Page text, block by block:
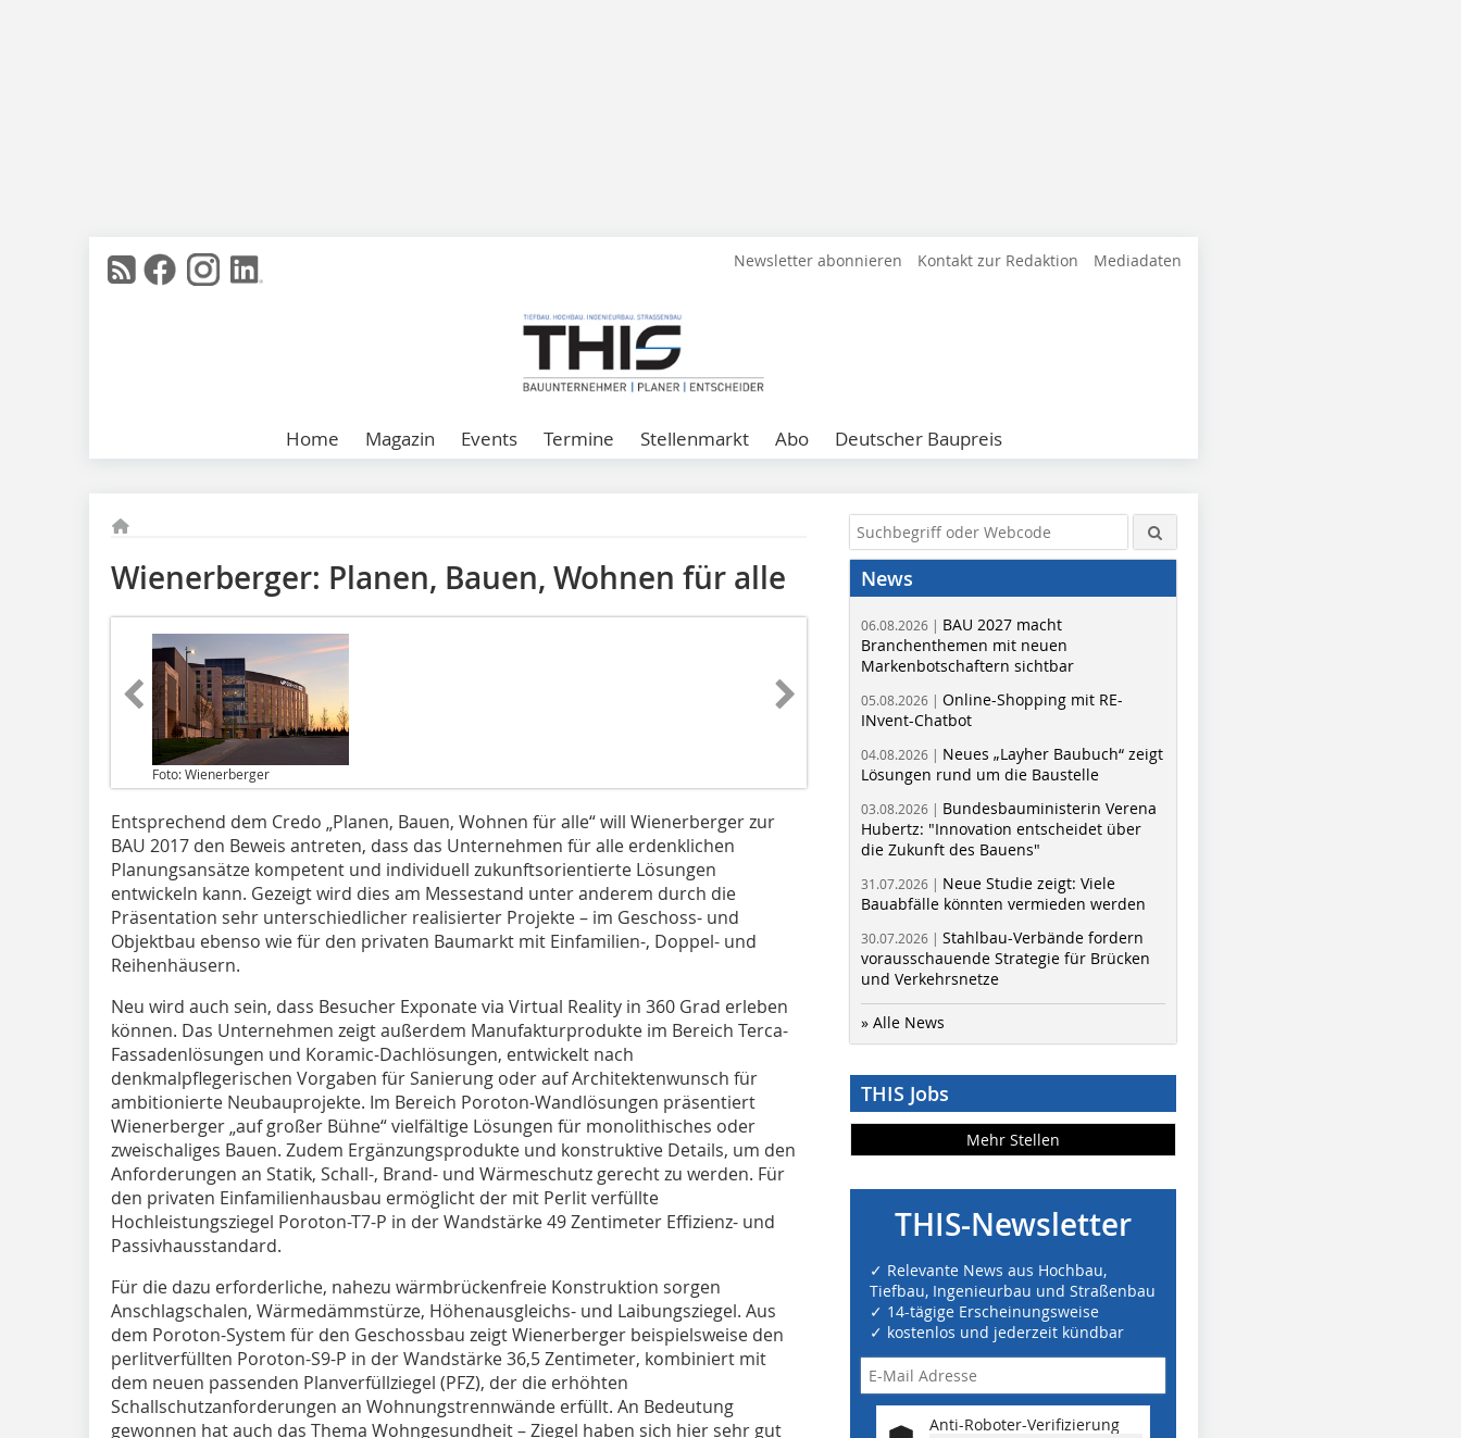
Newsletter abonnieren Kontakt zur Redaktion Mediadaten
Home Magazin Events Termine Stellenmarkt Abo Deutscher Baupreis
Wienerberger: Planen, Bauen, Wohnen für alle
Foto: Wienerberger
Entsprechend dem Credo „Planen, Bauen, Wohnen für alle“ will Wienerberger zur
BAU 2017 den Beweis antreten, dass das Unternehmen für alle erdenklichen
Planungsansätze kompetent und individuell zukunftsorientierte Lösungen
entwickeln kann. Gezeigt wird dies am Messestand unter anderem durch die
Präsentation sehr unterschiedlicher realisierter Projekte – im Geschoss- und
Objektbau ebenso wie für den privaten Baumarkt mit Einfamilien-, Doppel- und
Reihenhäusern.
Neu wird auch sein, dass Besucher Exponate via Virtual Reality in 360 Grad erleben
können. Das Unternehmen zeigt außerdem Manufakturprodukte im Bereich Terca-
Fassadenlösungen und Koramic-Dachlösungen, entwickelt nach
denkmalpflegerischen Vorgaben für Sanierung oder auf Architektenwunsch für
ambitionierte Neubauprojekte. Im Bereich Poroton-Wandlösungen präsentiert
Wienerberger „auf großer Bühne“ vielfältige Lösungen für monolithisches oder
zweischaliges Bauen. Zudem Ergänzungsprodukte und konstruktive Details, um den
Anforderungen an Statik, Schall-, Brand- und Wärmeschutz gerecht zu werden. Für
den privaten Einfamilienhausbau ermöglicht der mit Perlit verfüllte
Hochleistungsziegel Poroton-T7-P in der Wandstärke 49 Zentimeter Effizienz- und
Passivhausstandard.
Für die dazu erforderliche, nahezu wärmbrückenfreie Konstruktion sorgen
Anschlagschalen, Wärmedämmstürze, Höhenausgleichs- und Laibungsziegel. Aus
dem Poroton-System für den Geschossbau zeigt Wienerberger beispielsweise den
perlitverfüllten Poroton-S9-P in der Wandstärke 36,5 Zentimeter, kombiniert mit
dem neuen passenden Planverfüllziegel (PFZ), der die erhöhten
Schallschutzanforderungen an Wohnungstrennwände erfüllt. An Bedeutung
gewonnen hat auch das Thema Wohngesundheit – Ziegel haben sich hier sehr gut
News
06.08.2026 | BAU 2027 macht
Branchenthemen mit neuen
Markenbotschaftern sichtbar
05.08.2026 | Online-Shopping mit RE-
INvent-Chatbot
04.08.2026 | Neues „Layher Baubuch“ zeigt
Lösungen rund um die Baustelle
03.08.2026 | Bundesbauministerin Verena
Hubertz: "Innovation entscheidet über
die Zukunft des Bauens"
31.07.2026 | Neue Studie zeigt: Viele
Bauabfälle könnten vermieden werden
30.07.2026 | Stahlbau-Verbände fordern
vorausschauende Strategie für Brücken
und Verkehrsnetze
» Alle News
THIS Jobs
Mehr Stellen
THIS-Newsletter
✓ Relevante News aus Hochbau,
Tiefbau, Ingenieurbau und Straßenbau
✓ 14-tägige Erscheinungsweise
✓ kostenlos und jederzeit kündbar
Anti-Roboter-Verifizierung